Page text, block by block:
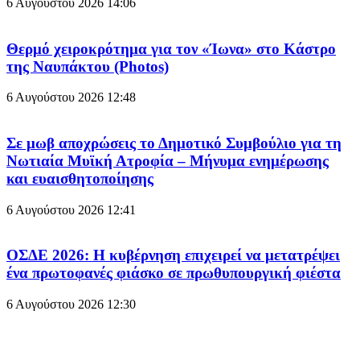
Θερμό χειροκρότημα για τον «Ίωνα» στο Κάστρο
της Ναυπάκτου (Photos)
6 Αυγούστου 2026 12:48
Σε μωβ αποχρώσεις το Δημοτικό Συμβούλιο για τη
Νωτιαία Μυϊκή Ατροφία – Μήνυμα ενημέρωσης
και ευαισθητοποίησης
6 Αυγούστου 2026 12:41
ΟΣΔΕ 2026: Η κυβέρνηση επιχειρεί να μετατρέψει
ένα πρωτοφανές φιάσκο σε πρωθυπουργική φιέστα
6 Αυγούστου 2026 12:30